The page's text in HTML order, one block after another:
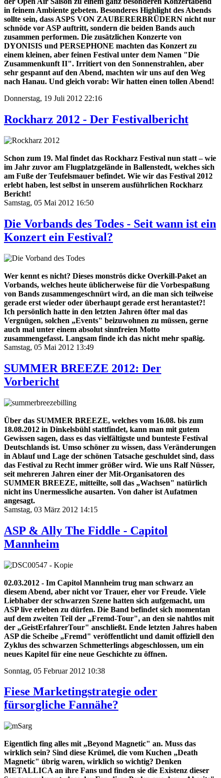
in feinem Ambiente gebeten. Besonderes Highlight des Abends
sollte sein, dass ASPS VON ZAUBERERBRÜDERN nicht nur
schnöde vor ASP auftritt, sondern die beiden Bands auch
zusammen performen. Die zusätzlichen Konzerte von
DYONISIS und PERSEPHONE machten das Konzert zu
einem kleinen, aber feinen Festival unter dem Namen "Die
Zusammenkunft II". Irritiert von den Sonnenstrahlen, aber
sehr gespannt auf den Abend, machten wir uns auf den Weg
nach Hanau. Und gleich vorab: Wir hatten einen tollen Abend!
Donnerstag, 19 Juli 2012 22:16
Rockharz 2012 - Der Festivalbericht
Schon zum 19. Mal findet das Rockharz Festival nun statt – wie
im Jahr zuvor am Flugplatzgelände in Ballenstedt, welches sich
am Fuße der Teufelsmauer befindet. Wie wir das Festival 2012
erlebt haben, lest selbst in unserem ausführlichen Rockharz
Bericht!
Samstag, 05 Mai 2012 16:50
Die Vorbands des Todes - Seit wann ist ein
Konzert ein Festival?
Wer kennt es nicht? Dieses monströs dicke Overkill-Paket an
Vorbands, welches heute üblicherweise für die Vorbespaßung
von Bands zusammengeschnürt wird, an die man sich teilweise
gerade erst wieder oder überhaupt gerade erst herantastet?!
Ich persönlich hatte in den letzten Jahren öfter mal das
Vergnügen, solchen „Events" beizuwohnen zu müssen, gerne
auch mal unter einem absolut sinnfreien Motto
zusammengefasst. Langsam finde ich das nicht mehr spaßig.
Samstag, 05 Mai 2012 13:49
SUMMER BREEZE 2012: Der
Vorbericht
Über das SUMMER BREEZE, welches vom 16.08. bis zum
18.08.2012 in Dinkelsbühl stattfindet, kann man mit gutem
Gewissen sagen, dass es das vielfältigste und bunteste Festival
Deutschlands ist. Umso schöner zu wissen, dass Veränderungen
in Ablauf und Lage der schönen Tatsache geschuldet sind, dass
das Festival zu Recht immer größer wird. Wie uns Ralf Nüsser,
seit mehreren Jahren einer der Mit-Organisatoren des
SUMMER BREEZE, mitteilte, soll das „Wachsen" natürlich
nicht ins Unermessliche ausarten. Von daher ist Aufatmen
angesagt.
Samstag, 03 März 2012 14:15
ASP & Ally The Fiddle - Capitol
Mannheim
02.03.2012 - Im Capitol Mannheim trug man schwarz an
diesem Abend, aber nicht vor Trauer, eher vor Freude. Viele
Liebhaber der schwarzen Szene hatten sich aufgemacht, um
ASP live erleben zu dürfen. Die Band befindet sich momentan
auf dem zweiten Teil der „Fremd-Tour", an den sie nahtlos mit
der „GeistErfahrerTour" anschließt. Ende letzten Jahres haben
ASP die Scheibe „Fremd" veröffentlicht und damit offiziell den
Zyklus des schwarzen Schmetterlings abgeschlossen, um ein
neues Kapitel für eine neue Geschichte zu öffnen.
Sonntag, 05 Februar 2012 10:38
Fiese Marketingstrategie oder
fürsorgliche Fannähe?
Eigentlich fing alles mit „Beyond Magnetic" an. Muss das
wirklich sein? Sind diese Krümel, die vom Kuchen „Death
Magnetic" übrig waren, wirklich so wichtig? Denken
METALLICA an ihre Fans und finden sie die Existenz dieser